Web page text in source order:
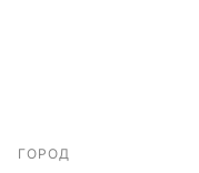
ГОРОД